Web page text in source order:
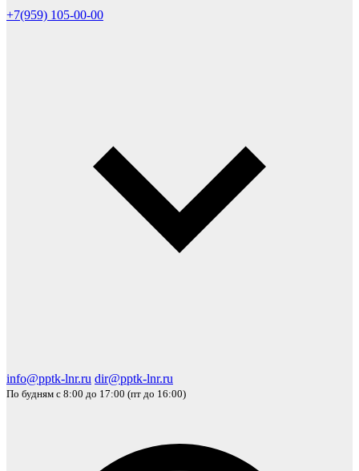
+7(959) 105-00-00
info@pptk-lnr.ru dir@pptk-lnr.ru
По будням с 8:00 до 17:00 (пт до 16:00)